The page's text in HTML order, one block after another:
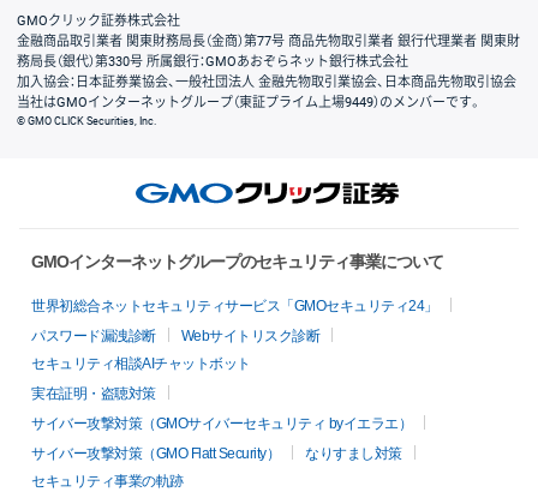
GMOクリック証券株式会社
金融商品取引業者 関東財務局長（金商）第77号 商品先物取引業者 銀行代理業者 関東財
務局長（銀代）第330号 所属銀行：GMOあおぞらネット銀行株式会社
加入協会：日本証券業協会、一般社団法人 金融先物取引業協会、日本商品先物取引協会
当社はGMOインターネットグループ（東証プライム上場9449）のメンバーです。
© GMO CLICK Securities, Inc.
GMOインターネットグループのセキュリティ事業について
世界初総合ネットセキュリティサービス「GMOセキュリティ24」
パスワード漏洩診断
Webサイトリスク診断
セキュリティ相談AIチャットボット
実在証明・盗聴対策
サイバー攻撃対策（GMOサイバーセキュリティ byイエラエ）
サイバー攻撃対策（GMO Flatt Security）
なりすまし対策
セキュリティ事業の軌跡